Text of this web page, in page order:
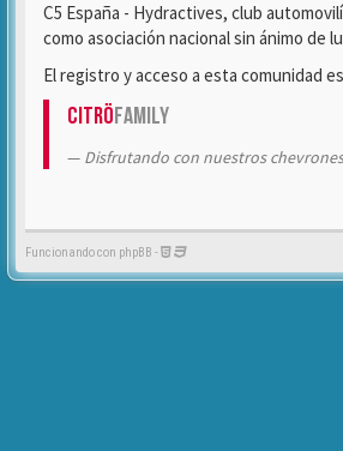
C5 España - Hydractives, club
como asociación nacional sin ánimo de
El registro y acceso a esta comunidad
CitröFamily
Disfrutando con nuestros
Funcionando con phpBB -